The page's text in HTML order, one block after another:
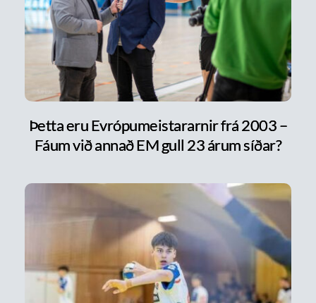
Þetta eru Evrópumeistararnir frá 2003 –
Fáum við annað EM gull 23 árum síðar?